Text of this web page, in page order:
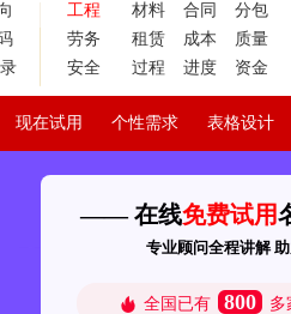
工程 材料 合同
分包
劳务
租赁 成本
质量
安全
过程 进度 资金
现在试用 个性需求 表格设计